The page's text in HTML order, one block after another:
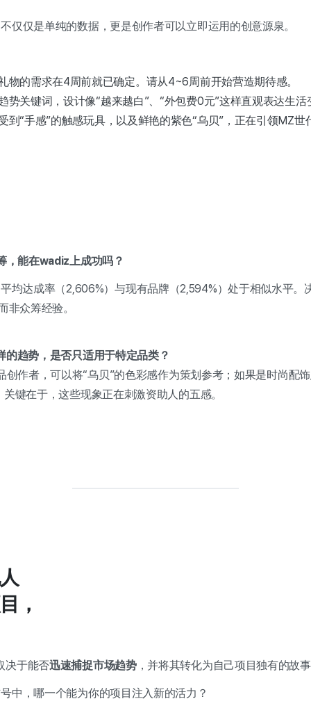
仅仅是单纯的数据，更是创作者可以立即运用的创意源泉。
物的需求在4周前就已确定。请从4~6周前开始营造期待感。
势关键词，设计像“越来越白”、“外包费0元”这样直观表达生活
到“手感”的触感玩具，以及鲜艳的紫色“乌贝”，正在引领MZ世
，能在wadiz上成功吗？
均达成率（2,606%）与现有品牌（2,594%）处于相似水平。
非众筹经验。
的趋势，是否只适用于特定品类？
创作者，可以将“乌贝”的色彩感作为策划参考；如果是时尚配
键在于，这些现象正在刺激资助人的五感。
，
决于能否迅速捕捉市场趋势，并将其转化为自己项目独有的故
中，哪一个能为你的项目注入新的活力？